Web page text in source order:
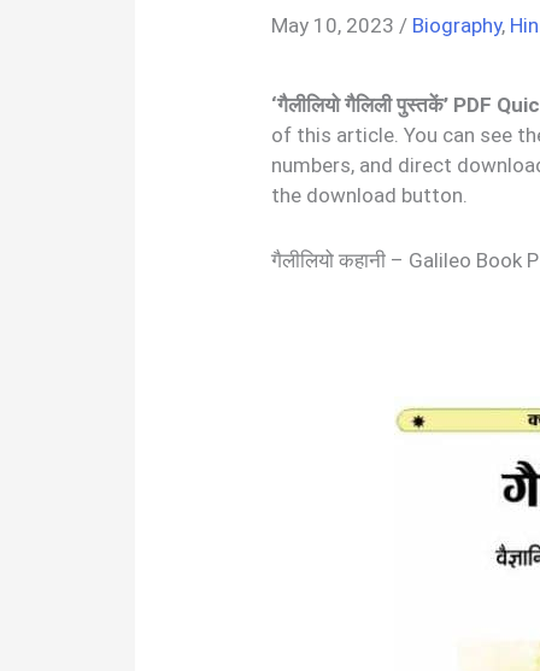
May 10, 2023 / Biography,
‘गैलीलियो गैलिली पुस्तकें’ PDF
of this article. You can see
numbers, and direct
the download button.
गैलीलियो कहानी – Galileo Book